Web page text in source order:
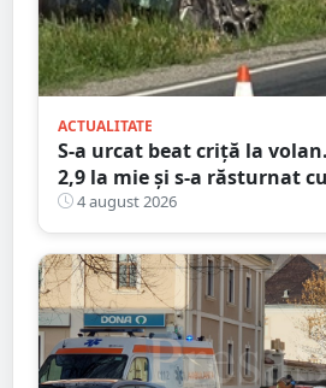
ACTUALITATE
S-a urcat beat criță la
2,9 la mie și s-a răsturnat
4 august 2026